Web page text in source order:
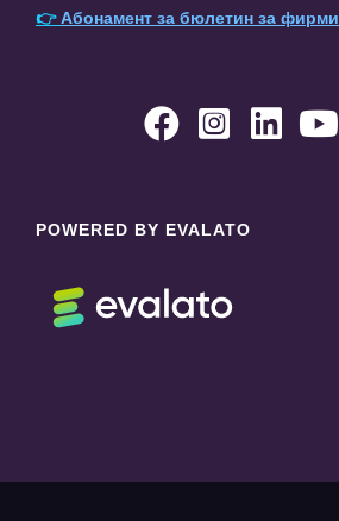
👉Абонамент за бюлетин за фирми
   
POWERED BY EVALATO